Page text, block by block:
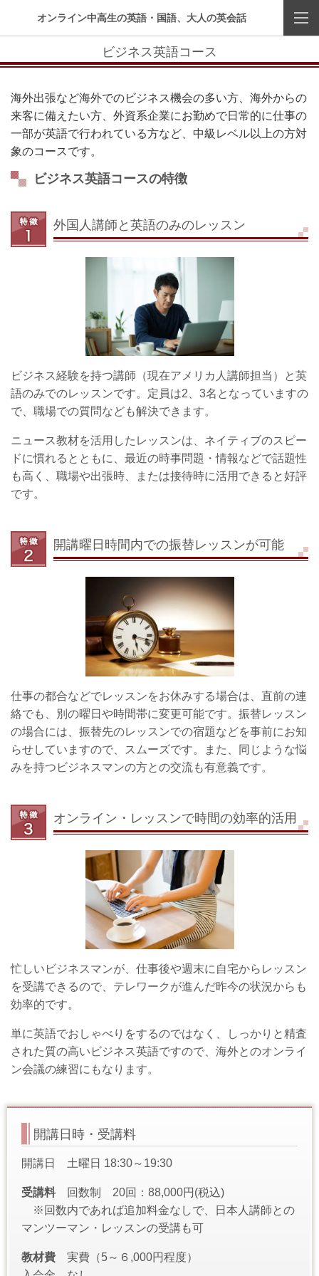
オンライン中高生の英語・国語、大人の英会話
ビジネス英語コース
海外出張など海外でのビジネス機会の多い方、海外からの
来客に備えたい方、外資系企業にお勤めで日常的に仕事の
一部が英語で行われている方など、中級レベル以上の方対
象のコースです。
ビジネス英語コースの特徴
外国人講師と英語のみのレッスン
ビジネス経験を持つ講師（現在アメリカ人講師担当）と英
語のみでのレッスンです。定員は2、3名となっていますの
で、職場での質問なども解決できます。
ニュース教材を活用したレッスンは、ネイティブのスピー
ドに慣れるとともに、最近の時事問題・情報などで話題性
も高く、職場や出張時、または接待時に活用できると好評
です。
開講曜日時間内での振替レッスンが可能
仕事の都合などでレッスンをお休みする場合は、直前の連
絡でも、別の曜日や時間帯に変更可能です。振替レッスン
の場合には、振替先のレッスンでの宿題などを事前にお知
らせしていますので、スムーズです。また、同じような悩
みを持つビジネスマンの方との交流も有意義です。
オンライン・レッスンで時間の効率的活用
忙しいビジネスマンが、仕事後や週末に自宅からレッスン
を受講できるので、テレワークが進んだ昨今の状況からも
効率的です。
単に英語でおしゃべりをするのではなく、しっかりと精査
された質の高いビジネス英語ですので、海外とのオンライ
ン会議の練習にもなります。
開講日時・受講料
開講日 土曜日 18:30～19:30
受講料回数制 20回：88,000円(税込)
※回数内であれば追加料金なしで、日本人講師との
マンツーマン・レッスンの受講も可
教材費 実費（5～６,000円程度）